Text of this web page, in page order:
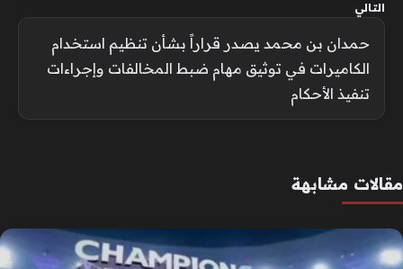
التالي
حمدان بن محمد يصدر قراراً بشأن تنظيم استخدام
الكاميرات في توثيق مهام ضبط المخالفات وإجراءات
تنفيذ الأحكام
مقالات مشابهة